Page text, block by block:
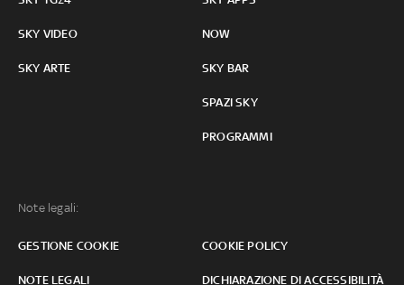
SKY VIDEO
SKY ARTE
NOW
SKY BAR
SPAZI SKY
PROGRAMMI
Note legali:
GESTIONE COOKIE COOKIE POLICY
NOTE LEGALI DICHIARAZIONE DI ACCESSIBILITÀ